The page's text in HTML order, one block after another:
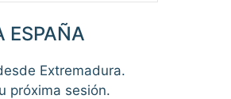
ESPAÑA
Extremadura.
próxima sesión.